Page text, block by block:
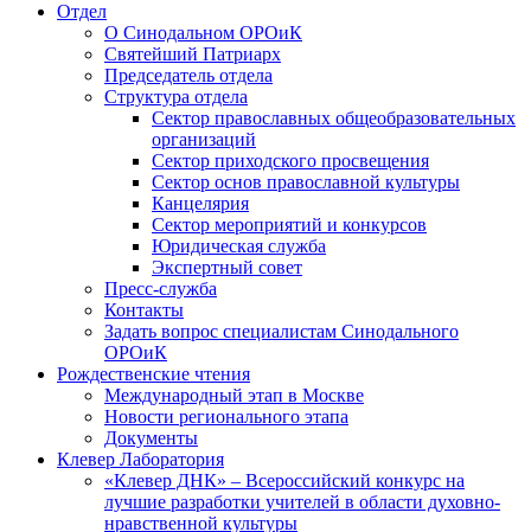
Отдел
О Синодальном ОРОиК
Святейший Патриарх
Председатель отдела
Структура отдела
Сектор православных общеобразовательных
организаций
Сектор приходского просвещения
Сектор основ православной культуры
Канцелярия
Сектор мероприятий и конкурсов
Юридическая служба
Экспертный совет
Пресс-служба
Контакты
Задать вопрос специалистам Синодального
ОРОиК
Рождественские чтения
Международный этап в Москве
Новости регионального этапа
Документы
Клевер Лаборатория
«Клевер ДНК» – Всероссийский конкурс на
лучшие разработки учителей в области духовно-
нравственной культуры